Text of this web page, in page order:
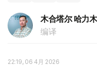
木合塔尔 哈力
编译
22:19, 06 4月 2026